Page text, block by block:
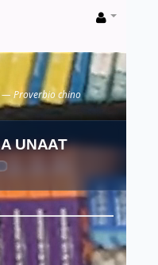
— Proverbio chino
UNAAT